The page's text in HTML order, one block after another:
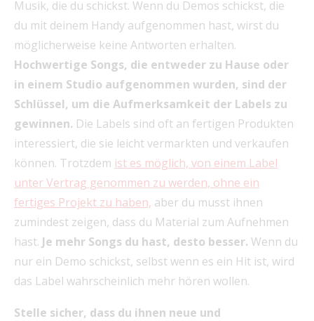
Musik, die du schickst. Wenn du Demos schickst, die
du mit deinem Handy aufgenommen hast, wirst du
möglicherweise keine Antworten erhalten.
Hochwertige Songs, die entweder zu Hause oder
in einem Studio aufgenommen wurden, sind der
Schlüssel, um die Aufmerksamkeit der Labels zu
gewinnen. Die Labels sind oft an fertigen Produkten
interessiert, die sie leicht vermarkten und verkaufen
können. Trotzdem ist es möglich, von einem Label
unter Vertrag genommen zu werden, ohne ein
fertiges Projekt zu haben, aber du musst ihnen
zumindest zeigen, dass du Material zum Aufnehmen
hast. Je mehr Songs du hast, desto besser. Wenn du
nur ein Demo schickst, selbst wenn es ein Hit ist, wird
das Label wahrscheinlich mehr hören wollen.
Stelle sicher, dass du ihnen neue und